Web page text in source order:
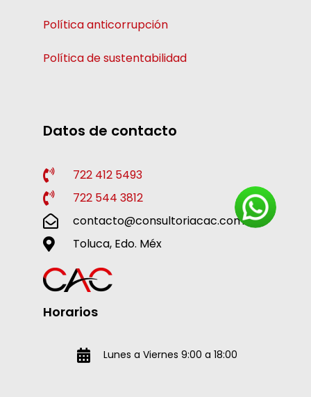
Política anticorrupción
Política de sustentabilidad
Datos de contacto
722 412 5493
722 544 3812
contacto@consultoriacac.com
Toluca, Edo. Méx
Horarios
Lunes a Viernes 9:00 a 18:00